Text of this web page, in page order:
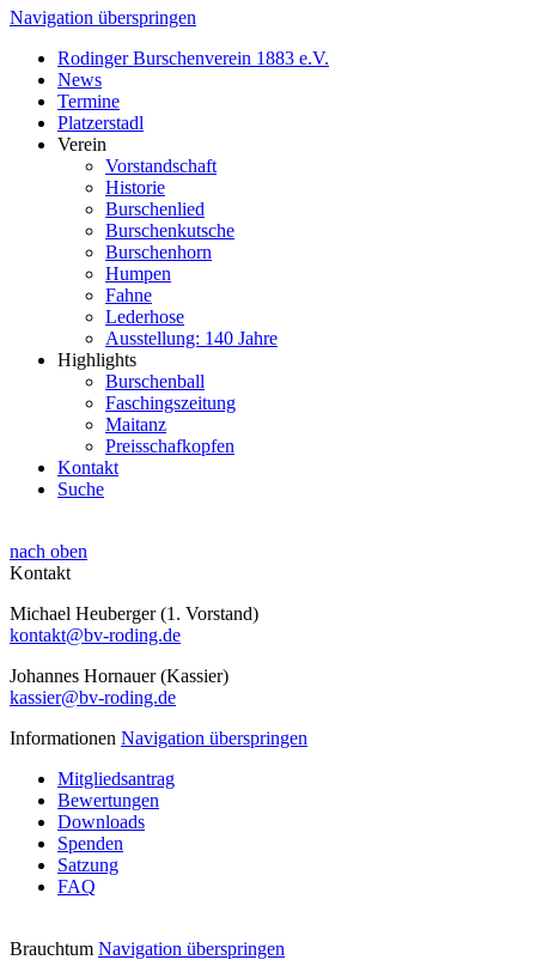
Navigation überspringen
Rodinger Burschenverein 1883 e.V.
News
Termine
Platzerstadl
Verein
Vorstandschaft
Historie
Burschenlied
Burschenkutsche
Burschenhorn
Humpen
Fahne
Lederhose
Ausstellung: 140 Jahre
Highlights
Burschenball
Faschingszeitung
Maitanz
Preisschafkopfen
Kontakt
Suche
nach oben
Kontakt
Michael Heuberger (1. Vorstand)
kontakt@bv-roding.de
Johannes Hornauer (Kassier)
kassier@bv-roding.de
Informationen Navigation überspringen
Mitgliedsantrag
Bewertungen
Downloads
Spenden
Satzung
FAQ
Brauchtum Navigation überspringen